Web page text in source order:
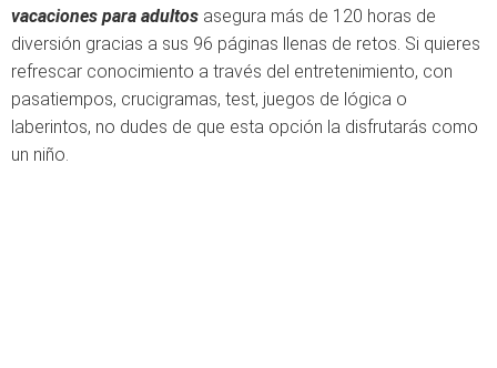
vacaciones para adultos asegura más de 120 horas de
diversión gracias a sus 96 páginas llenas de retos. Si quieres
refrescar conocimiento a través del entretenimiento, con
pasatiempos, crucigramas, test, juegos de lógica o
laberintos, no dudes de que esta opción la disfrutarás como
un niño.